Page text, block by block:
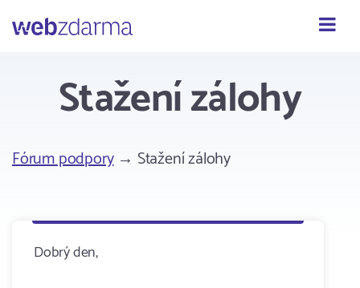
Webzdarma
Stažení zálohy
Fórum podpory→ Stažení zálohy
Dobrý den,